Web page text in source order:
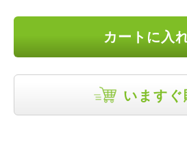
カートに入
いますぐ